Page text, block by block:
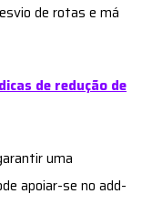
de rotas e má
de redução de
uma
apoiar-se no add-